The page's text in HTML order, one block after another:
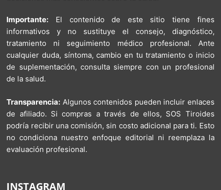
Importante: El contenido de este sitio tiene fines
informativos y no sustituye el consejo, diagnóstico,
tratamiento ni seguimiento médico profesional. Ante
cualquier duda, síntoma, cambio en tu tratamiento o inicio
de suplementación, consulta siempre con un profesional
de la salud.
Transparencia: Algunos contenidos pueden incluir enlaces
de afiliado. Si compras a través de ellos, SOS Tiroides
podría recibir una comisión, sin costo adicional para ti. Esto
no condiciona nuestro enfoque editorial ni reemplaza la
evaluación profesional.
INSTAGRAM